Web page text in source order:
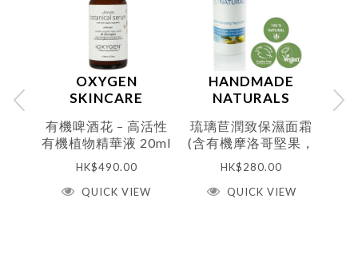
合舒緩乾裂肌膚。
◆ 絕不含凡士林，對羥基苯甲酸酯，鄰苯二甲酸鹽，
SLS/SLES/ALS，化學成分，防腐劑，人造色素或香精。
◆ 不進行動物測試
◆ 採用可回收包裝
適用於：任何肌膚
淨重：4.5ml
請注意：由於人手製作，潤唇膏的頂端或有時沒有完成完
美的形狀。
OXYGEN
SKINCARE
有機啤酒花 – 高活性
有機植物精華液 20ml
HK$490.00
QUICK VIEW
HANDMADE
NATURALS
琉璃苣潤致保濕面霜
(含有機摩洛哥堅果，
琉璃苣種子和可可脂
（乾性和成熟性皮
膚）50ml
HK$280.00
QUICK VIEW